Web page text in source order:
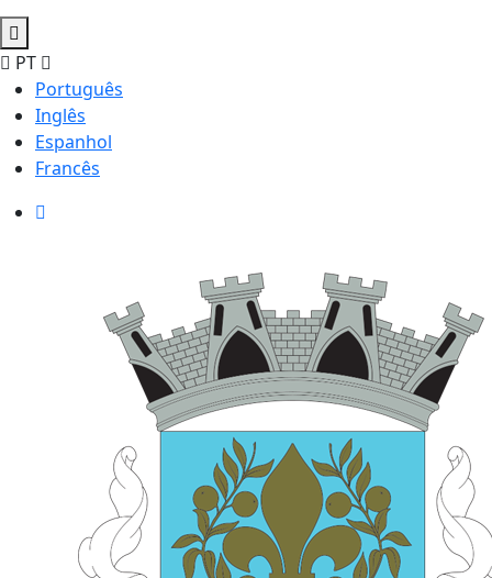
PT
Português
Inglês
Espanhol
Francês